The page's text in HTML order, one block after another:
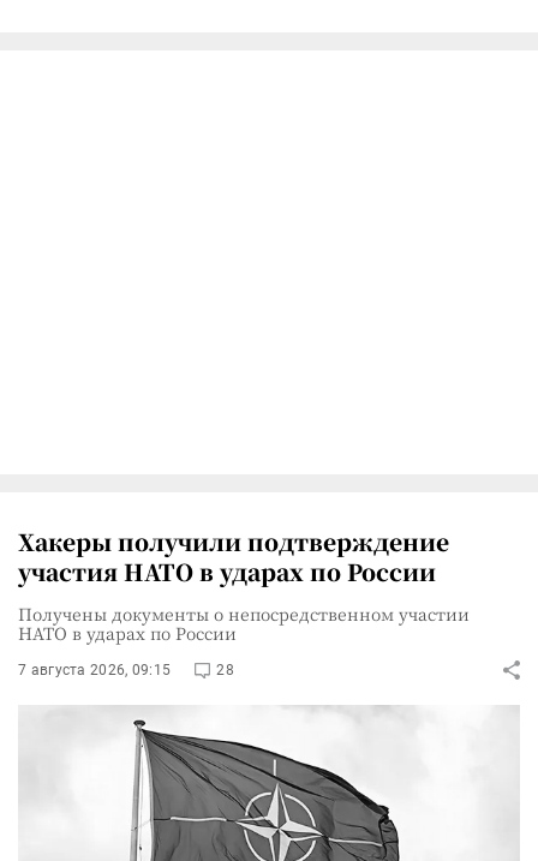
Хакеры получили подтверждение
участия НАТО в ударах по России
Получены документы о непосредственном участии
НАТО в ударах по России
7 августа 2026, 09:15 28